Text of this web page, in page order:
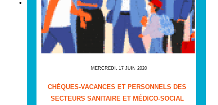
MERCREDI, 17 JUIN 2020
CHÈQUES-VACANCES ET PERSONNELS DES
SECTEURS SANITAIRE ET MÉDICO-SOCIAL